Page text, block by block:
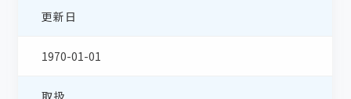
更新日
1970-01-01